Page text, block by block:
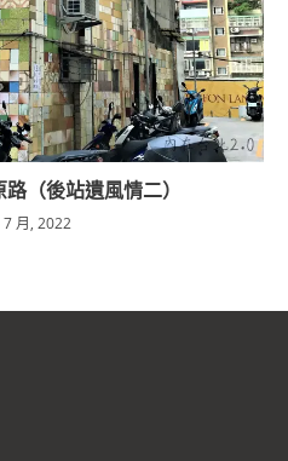
（後站遺風情二）
7 月, 2022